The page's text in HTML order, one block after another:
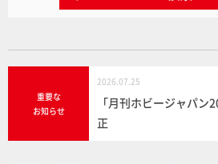
重要な
お知らせ
2026.07.25
「月刊ホビージャパ
正